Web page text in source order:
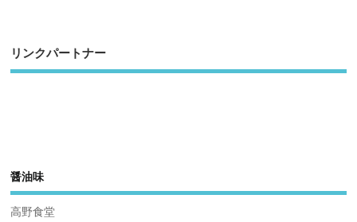
リンクパートナー
醤油味
高野食堂